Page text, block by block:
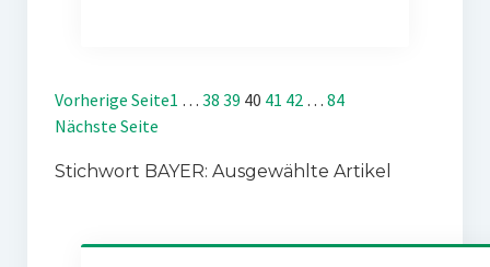
Vorherige Seite1 … 38 39 40 41 42 … 84
Nächste Seite
Stichwort BAYER: Ausgewählte Artikel